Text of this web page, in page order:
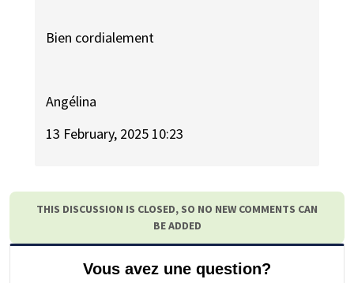
Bien cordialement
Angélina
13 February, 2025 10:23
THIS DISCUSSION IS CLOSED, SO NO NEW COMMENTS CAN
BE ADDED
Vous avez une question?